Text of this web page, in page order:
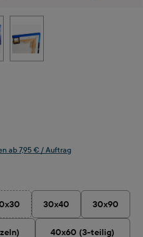
ab 7,95 € / Auftrag
(Diese Option ist zurzeit nicht
30x40 30x90
40x60 (3-teilig)